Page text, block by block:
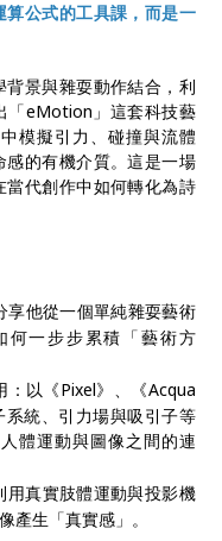
公式的工具課，而是一
景與雜耍動作結合，利
「eMotion」這套科技藝
模擬引力、碰撞與流體
的有機介質。這是一場
代創作中如何轉化為詩
享他從一個單純雜耍藝術
何一步步累積「藝術方
以《Pixel》、《Acqua
統、引力場與吸引子等
體運動與圖像之間的連
用真實肢體運動與投影機
產生「真實感」。